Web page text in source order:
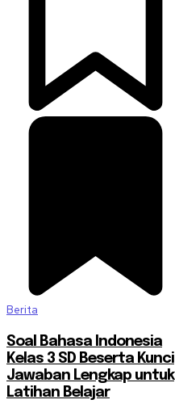
Berita
Soal Bahasa Indonesia
Kelas 3 SD Beserta Kunci
Jawaban Lengkap untuk
Latihan Belajar